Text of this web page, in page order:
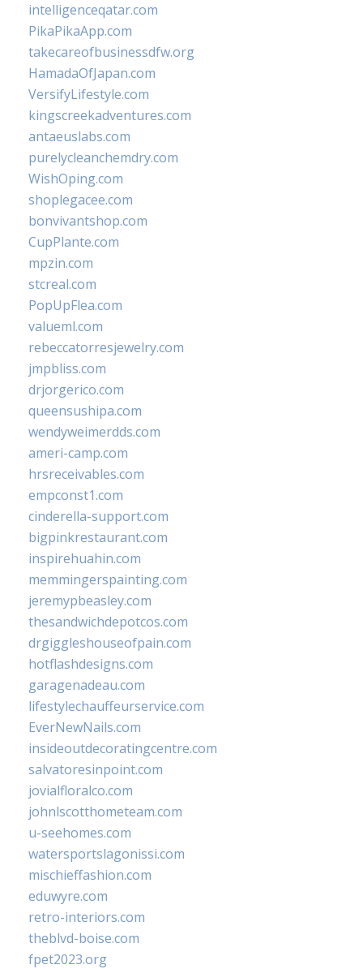
intelligenceqatar.com
PikaPikaApp.com
takecareofbusinessdfw.org
HamadaOfJapan.com
VersifyLifestyle.com
kingscreekadventures.com
antaeuslabs.com
purelycleanchemdry.com
WishOping.com
shoplegacee.com
bonvivantshop.com
CupPlante.com
mpzin.com
stcreal.com
PopUpFlea.com
valueml.com
rebeccatorresjewelry.com
jmpbliss.com
drjorgerico.com
queensushipa.com
wendyweimerdds.com
ameri-camp.com
hrsreceivables.com
empconst1.com
cinderella-support.com
bigpinkrestaurant.com
inspirehuahin.com
memmingerspainting.com
jeremypbeasley.com
thesandwichdepotcos.com
drgiggleshouseofpain.com
hotflashdesigns.com
garagenadeau.com
lifestylechauffeurservice.com
EverNewNails.com
insideoutdecoratingcentre.com
salvatoresinpoint.com
jovialfloralco.com
johnlscotthometeam.com
u-seehomes.com
watersportslagonissi.com
mischieffashion.com
eduwyre.com
retro-interiors.com
theblvd-boise.com
fpet2023.org